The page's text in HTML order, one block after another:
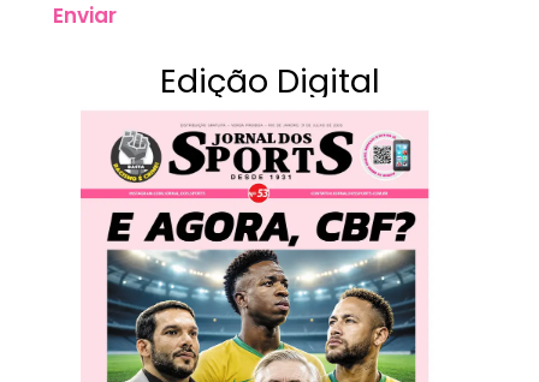
Enviar
Edição Digital